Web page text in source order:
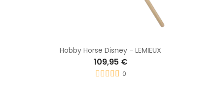
Hobby Horse Disney - LEMIEUX
109,95 €
0